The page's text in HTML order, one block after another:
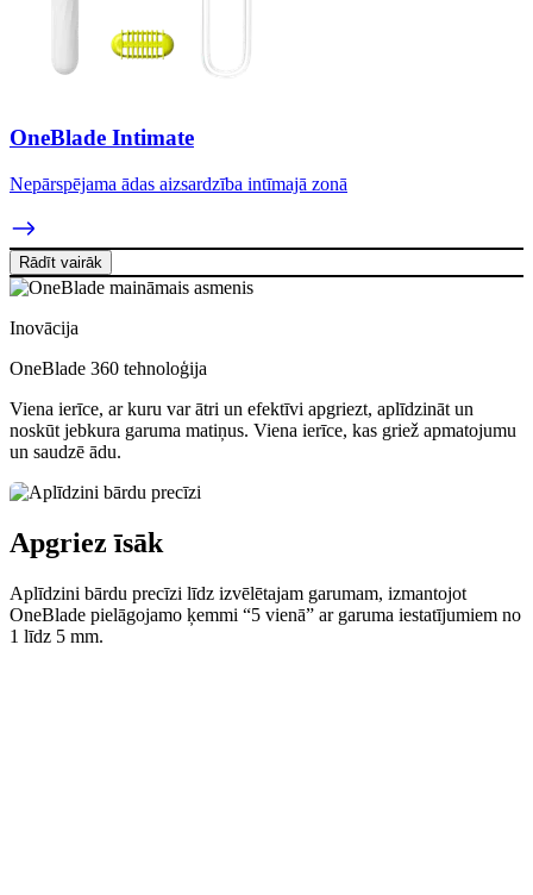
OneBlade Intimate
Nepārspējama ādas aizsardzība intīmajā zonā
Rādīt vairāk
Inovācija
OneBlade 360 tehnoloģija
Viena ierīce, ar kuru var ātri un efektīvi apgriezt, aplīdzināt un
noskūt jebkura garuma matiņus. Viena ierīce, kas griež apmatojumu
un saudzē ādu.
Apgriez īsāk
Aplīdzini bārdu precīzi līdz izvēlētajam garumam, izmantojot
OneBlade pielāgojamo ķemmi “5 vienā” ar garuma iestatījumiem no
1 līdz 5 mm.